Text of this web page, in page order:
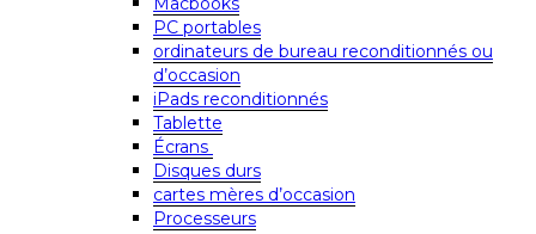
PC portables
ordinateurs de bureau reconditionnés ou
d’occasion
iPads reconditionnés
Tablette
Écrans
Disques durs
cartes mères d’occasion
Processeurs